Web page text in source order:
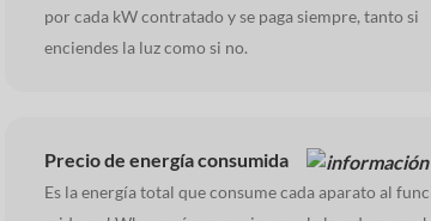
por cada kW contratado y se paga siempre, tanto si
enciendes la luz como si no.
Precio de energíaconsumida
Es la energía total que consume cada aparato al